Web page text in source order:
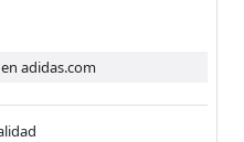
adidas.com